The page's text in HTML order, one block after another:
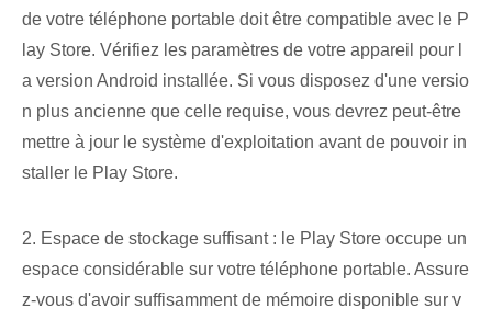
de votre téléphone portable doit être compatible avec le P
lay Store. Vérifiez les paramètres de votre appareil pour l
a version Android installée. Si vous disposez d'une versio
n plus ancienne que celle requise, vous devrez peut-être
mettre à jour le système d'exploitation avant de pouvoir in
staller le Play Store.
2. Espace de stockage suffisant : le Play Store occupe un
espace considérable sur votre téléphone portable. Assure
z-vous d'avoir suffisamment de mémoire disponible sur v